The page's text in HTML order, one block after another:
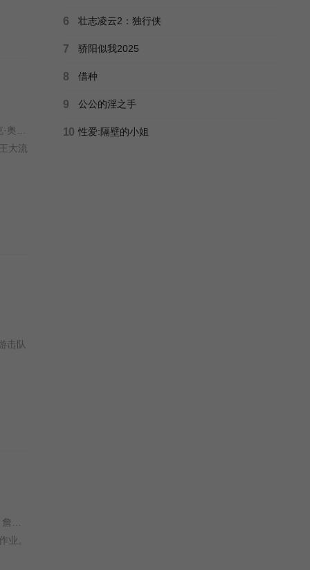
大流
击队
业。
6 壮志凌云2：独行侠
7 骄阳似我2025
8 借种
9 公公的淫之手
10 性爱:隔壁的小姐